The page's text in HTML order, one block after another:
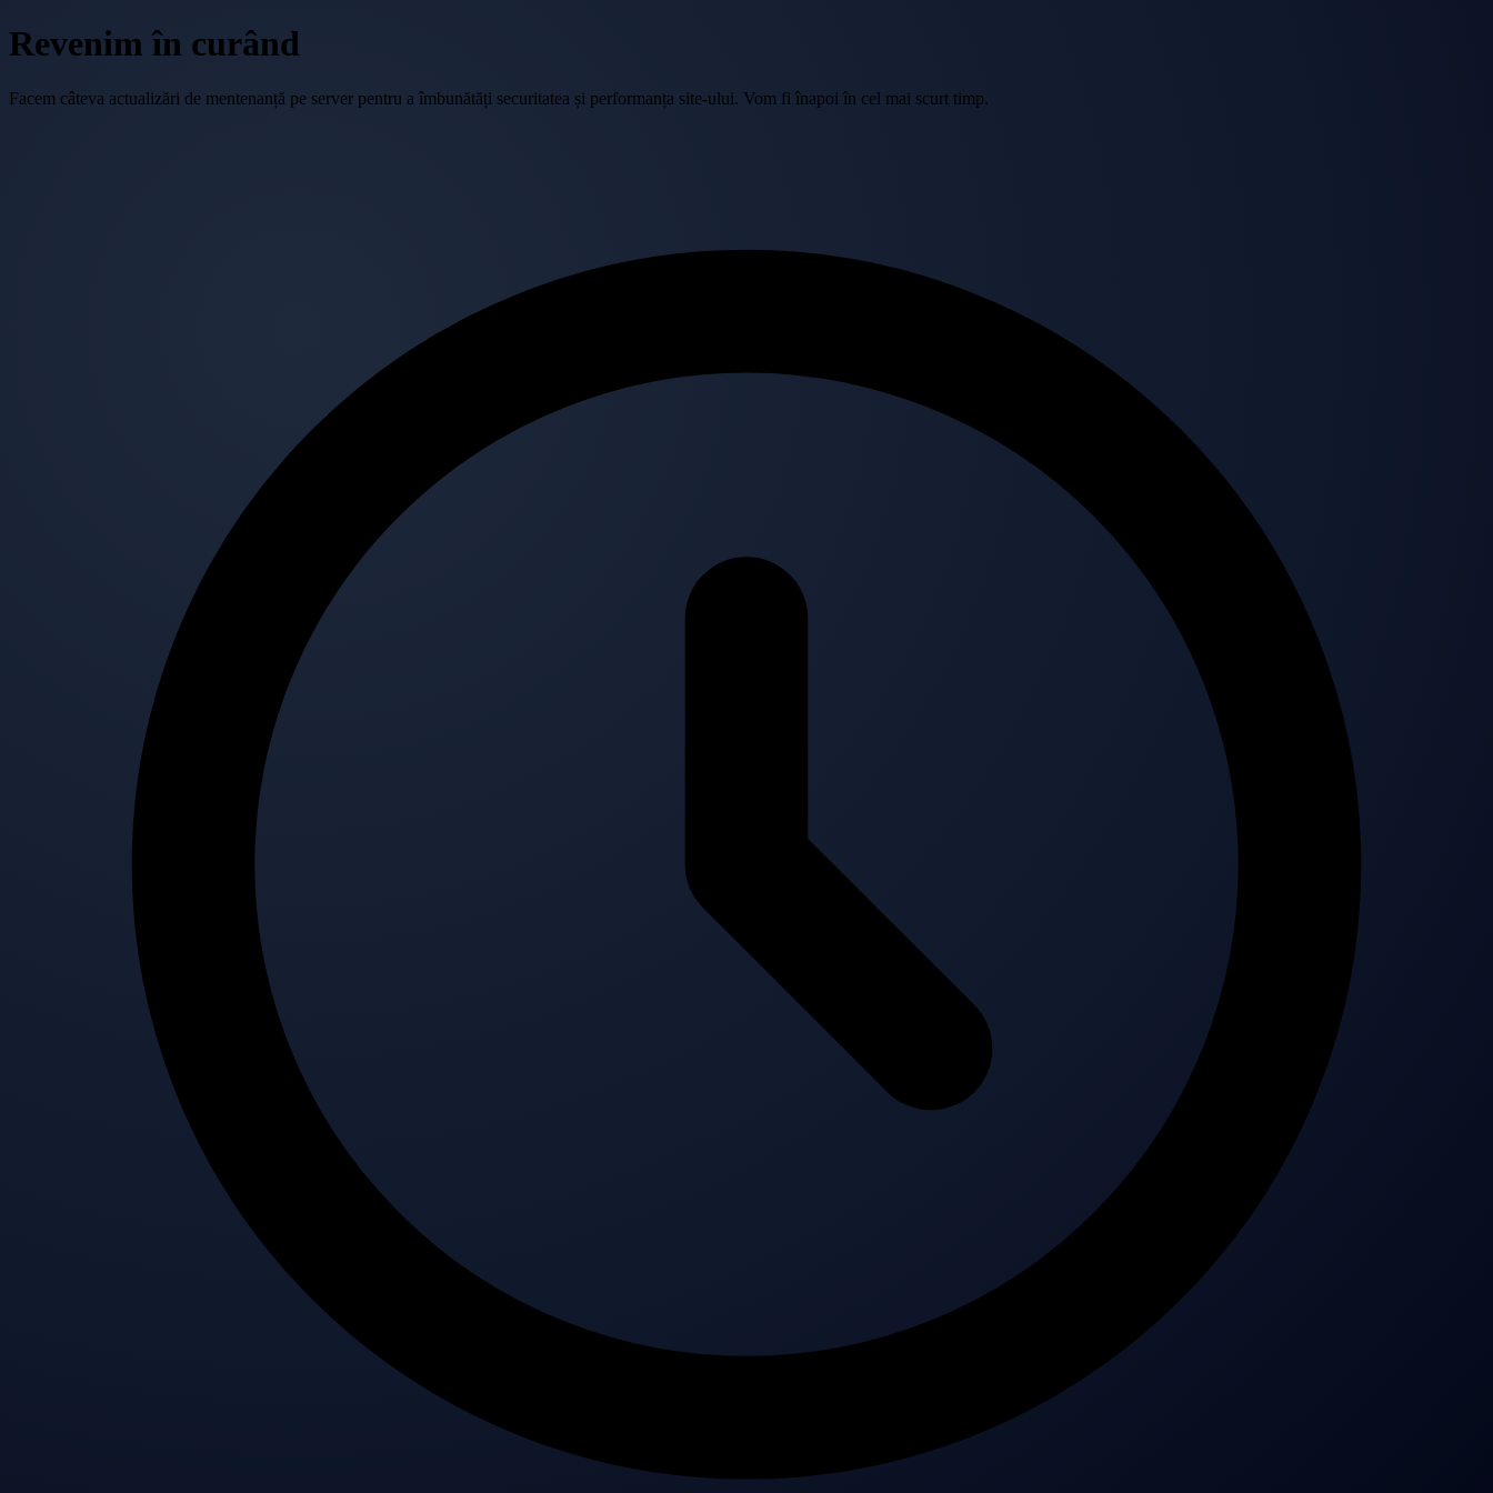
Revenim în curând
Facem câteva actualizări de mentenanță pe server pentru a îmbunătăți securitatea și performanța site-ului. Vom fi înapoi în cel mai scurt timp.